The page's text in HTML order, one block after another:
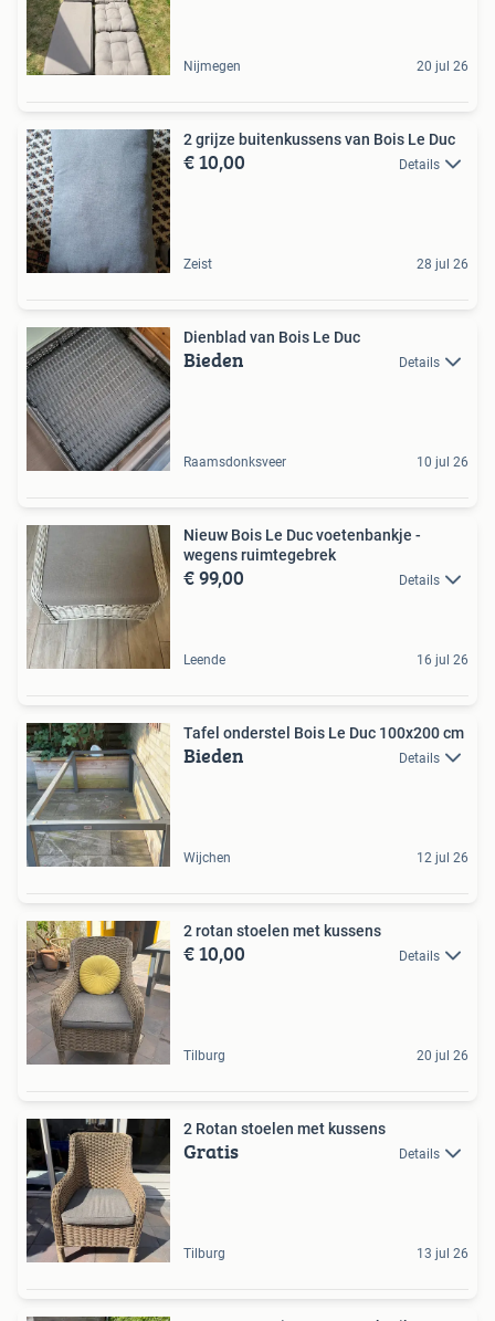
Nijmegen 20 jul 26
2 grijze buitenkussens van Bois Le Duc
€ 10,00 Details
Zeist 28 jul 26
Dienblad van Bois Le Duc
Bieden Details
Raamsdonksveer 10 jul 26
Nieuw Bois Le Duc voetenbankje -
wegens ruimtegebrek
€ 99,00 Details
Leende 16 jul 26
Tafel onderstel Bois Le Duc 100x200 cm
Bieden Details
Wijchen 12 jul 26
2 rotan stoelen met kussens
€ 10,00 Details
Tilburg 20 jul 26
2 Rotan stoelen met kussens
Gratis Details
Tilburg 13 jul 26